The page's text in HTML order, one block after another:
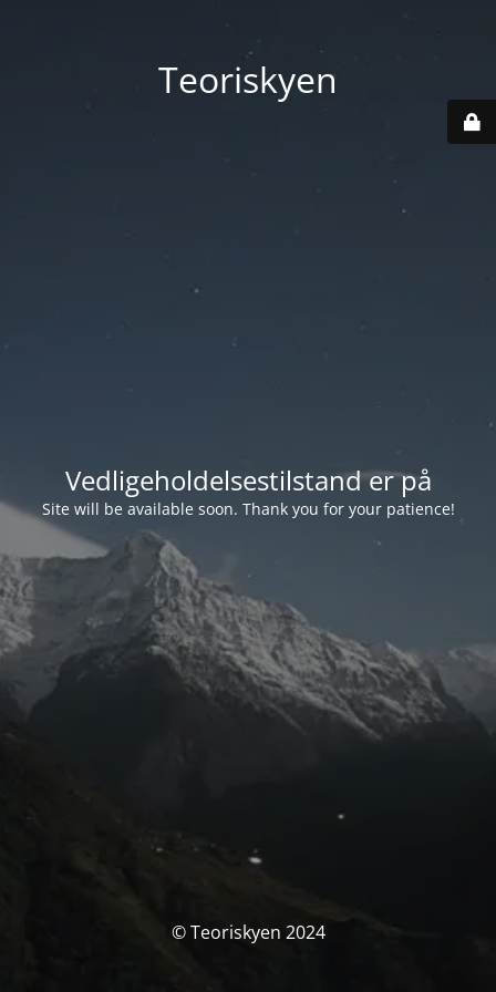
Teoriskyen
Vedligeholdelsestilstand er på
Site will be available soon. Thank you for your patience!
© Teoriskyen 2024